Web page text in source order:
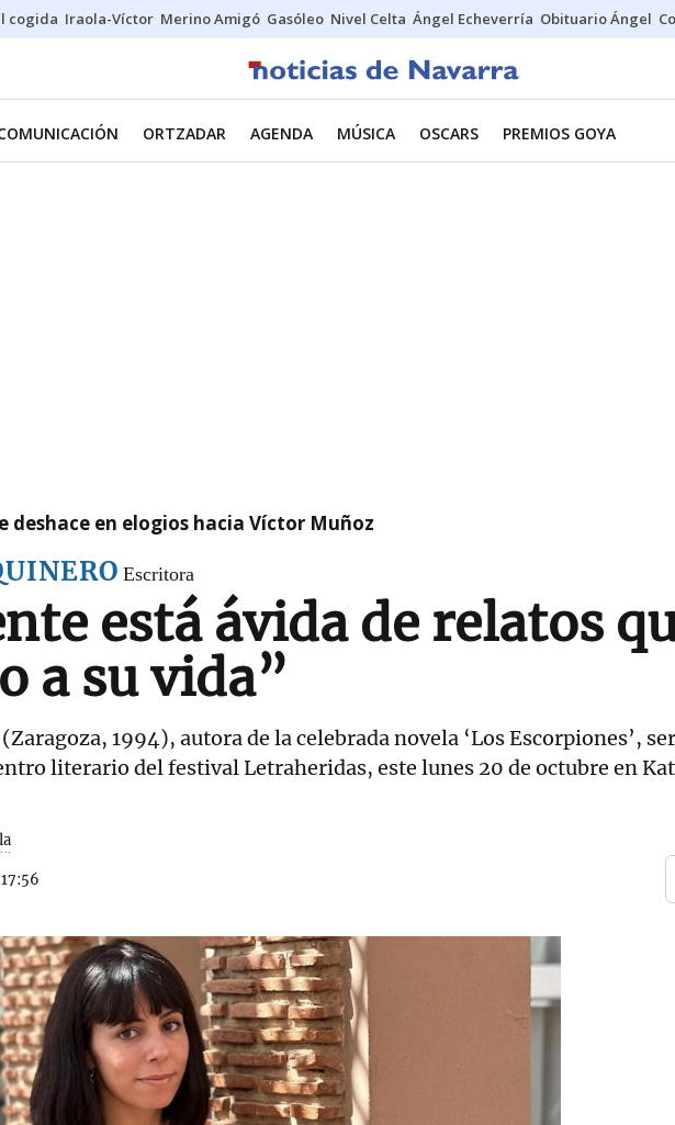
cogida Iraola-Víctor Merino Amigó Gasóleo Nivel Celta Ángel Echeverría Obituario Ángel
ORTZADAR AGENDA MÚSICA OSCARS PREMIOS GOYA
deshace en elogios hacia Víctor Muñoz
Escritora
está ávida de relatos
a su vida”
1994), autora de la celebrada novela ‘Los Escorpiones’,
literario del festival Letraheridas, este lunes 20 de octubre en
17:56